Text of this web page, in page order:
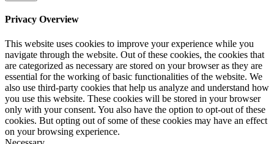
Privacy Overview
This website uses cookies to improve your experience while you
navigate through the website. Out of these cookies, the cookies that
are categorized as necessary are stored on your browser as they are
essential for the working of basic functionalities of the website. We
also use third-party cookies that help us analyze and understand how
you use this website. These cookies will be stored in your browser
only with your consent. You also have the option to opt-out of these
cookies. But opting out of some of these cookies may have an effect
on your browsing experience.